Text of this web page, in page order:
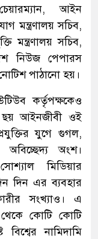
আইন
মন্ত্রণালয় সচিব,
মন্ত্রণালয় সচিব,
নিউজ পেপারস
পাঠানো হয়।
কর্তৃপক্ষকেও
ছয় আইনজীবী ওই
যুগে গুগল,
অংশ।
মিডিয়ার
দিন এর ব্যবহার
সংখ্যাও। এ
কোটি কোটি
বিশ্বের নামিদামি